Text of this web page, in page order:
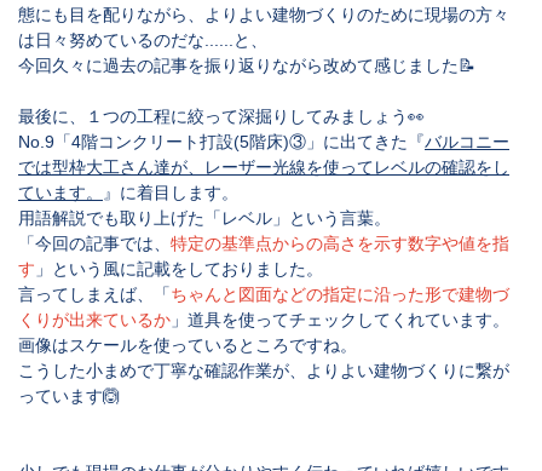
態にも目を配りながら、よりよい建物づくりのために現場の方々
は日々努めているのだな......と、
今回久々に過去の記事を振り返りながら改めて感じました📝
最後に、１つの工程に絞って深掘りしてみましょう👀
No.9「4階コンクリート打設(5階床)③」 に出てきた『バルコニー
では型枠大工さん達が、レーザー光線を使ってレベルの確認をし
ています。
』に着目します。
用語解説でも取り上げた「レベル」という言葉。
「今回の記事では、 特定の基準点からの高さを示す数字や値を指
す 」という風に記載をしておりました。
言ってしまえば、「ちゃんと図面などの指定に沿った形で建物づ
くりが出来ているか 」道具を使ってチェックしてくれています。
画像はスケールを使っているところですね。
こうした小まめで丁寧な確認作業が、よりよい建物づくりに繋が
っています🙆